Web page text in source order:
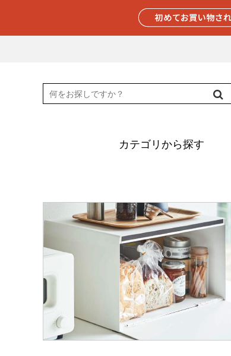
カテゴリから探す